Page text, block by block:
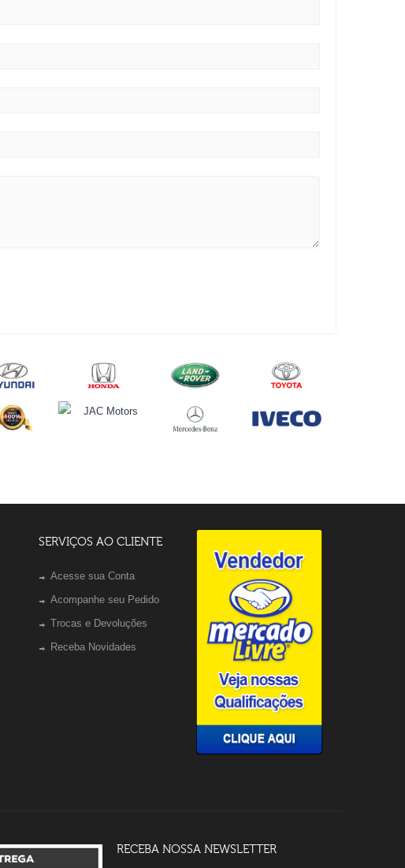
SERVIÇOS AO CLIENTE
Acesse sua Conta
Acompanhe seu Pedido
Trocas e Devoluções
Receba Novidades
RECEBA NOSSA NEWSLETTER